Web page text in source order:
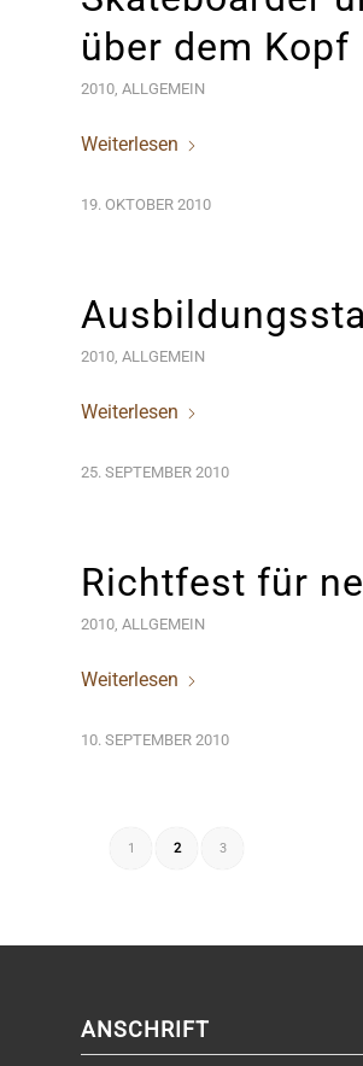
über dem Kopf
2010, ALLGEMEIN
Weiterlesen
19. OKTOBER 2010
2010, ALLGEMEIN
Weiterlesen
25. SEPTEMBER 2010
Richtfest für
2010, ALLGEMEIN
Weiterlesen
10. SEPTEMBER 2010
1 2 3
ANSCHRIFT